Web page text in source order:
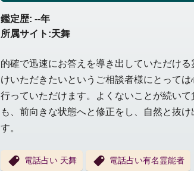
鑑定歴: --年
所属サイト:天舞
的確で迅速にお答えを導き出していただけ
けいただきたいというご相談者様にとって
行っていただけます。よくないことが続い
も、前向きな状態へと修正をし、自然と抜
す。
電話占い 天舞 電話占い有名霊能者